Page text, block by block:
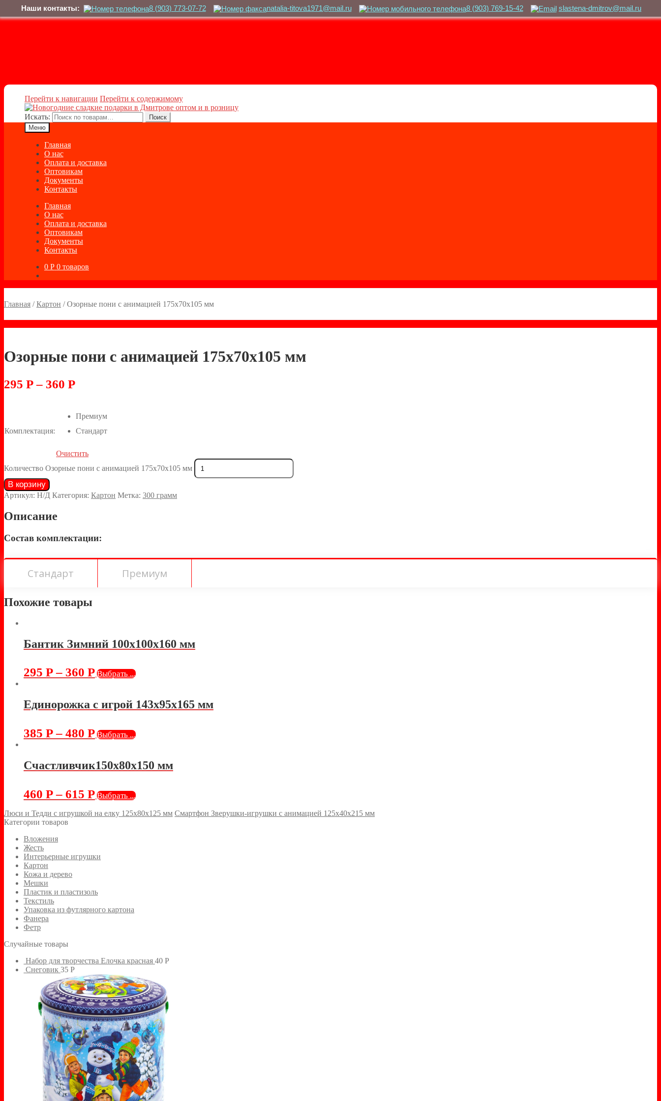
Наши контакты: 8 (903) 773-07-72 natalia-titova1971@mail.ru 8 (903) 769-15-42 slastena-dmitrov@mail.ru
Перейти к навигации Перейти к содержимому
Искать:
Поиск
Меню
Главная
О нас
Оплата и доставка
Оптовикам
Документы
Контакты
Главная
О нас
Оплата и доставка
Оптовикам
Документы
Контакты
0 Р 0 товаров
Главная /Картон /Озорные пони с анимацией 175х70х105 мм
Озорные пони с анимацией 175х70х105 мм
295 Р– 360 Р
Комплектация:
Премиум
Стандарт
Очистить
Количество Озорные пони с анимацией 175х70х105 мм
В корзину
Артикул: Н/Д Категория: Картон Метка: 300 грамм
Описание
Состав комплектации:
Стандарт Премиум
Похожие товары
Бантик Зимний 100х100х160 мм
295 Р– 360 Р Выбрать ...
Единорожка с игрой 143х95х165 мм
385 Р– 480 Р Выбрать ...
Счастливчик150х80х150 мм
460 Р– 615 Р Выбрать ...
Люси и Тедди с игрушкой на елку 125х80х125 мм Смартфон Зверушки-игрушки с анимацией 125х40х215 мм
Категории товаров
Вложения
Жесть
Интерьерные игрушки
Картон
Кожа и дерево
Мешки
Пластик и пластизоль
Текстиль
Упаковка из футлярного картона
Фанера
Фетр
Случайные товары
Набор для творчества Елочка красная 40 Р
Снеговик 35 Р